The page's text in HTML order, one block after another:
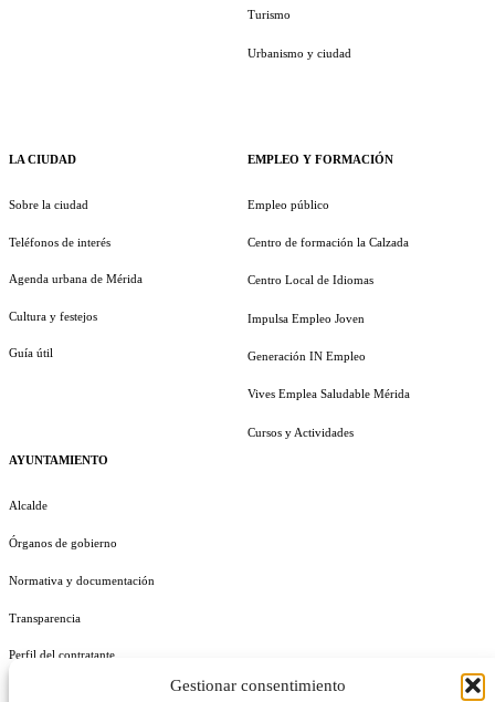
Gestionar consentimiento
LA CIUDAD
Sobre la ciudad
Teléfonos de interés
Agenda urbana de Mérida
Cultura y festejos
Guía útil
AYUNTAMIENTO
Alcalde
Órganos de gobierno
Normativa y documentación
Transparencia
Perfil del contratante
Turismo
Urbanismo y ciudad
EMPLEO Y FORMACIÓN
Empleo público
Centro de formación la Calzada
Centro Local de Idiomas
Impulsa Empleo Joven
Generación IN Empleo
Vives Emplea Saludable Mérida
Cursos y Actividades